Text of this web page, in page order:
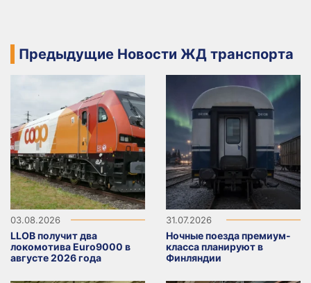
Предыдущие Новости ЖД транспорта
03.08.2026
LLOB получит два
локомотива Euro9000 в
августе 2026 года
31.07.2026
Ночные поезда премиум-
класса планируют в
Финляндии